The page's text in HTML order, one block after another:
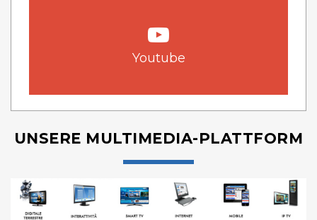
Youtube
UNSERE MULTIMEDIA-PLATTFORM